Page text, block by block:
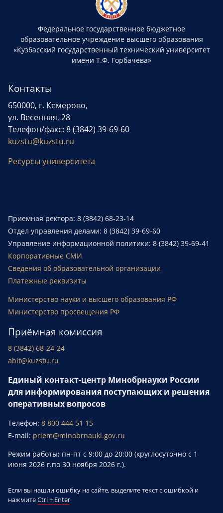
Федеральное государственное бюджетное
образовательное учреждение высшего образования
«Кузбасский государственный технический университет
имени Т.Ф. Горбачева»
Контакты
650000, г. Кемерово,
ул. Весенняя, 28
Телефон/факс: 8 (3842) 39-69-60
kuzstu@kuzstu.ru
Ресурсы университета
Приемная ректора: 8 (3842) 68-23-14
Отдел управления делами: 8 (3842) 39-69-60
Управление информационной политики: 8 (3842) 39-69-41
Корпоративные СМИ
Сведения об образовательной организации
Платежные реквизиты
Министерство науки и высшего образования РФ
Министерство просвещения РФ
Приёмная комиссия
8 (3842) 68-24-24
abit@kuzstu.ru
Единый контакт-центр Минобрнауки России
для информирования поступающих и решения
оперативных вопросов
Телефон: 8 800 444 51 15
E-mail: priem@minobrnauki.gov.ru
Режим работы: пн-пт с 9:00 до 20:00 (круглосуточно с 1
июня 2026 г.по 30 ноября 2026 г.).
Если вы нашли ошибку на сайте, выделите текст с ошибкой и
нажмитеCtrl + Enter